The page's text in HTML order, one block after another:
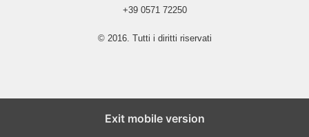
+39 0571 72250
© 2016. Tutti i diritti riservati
Exit mobile version